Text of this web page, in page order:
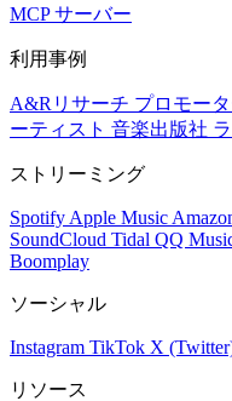
MCP サーバー
利用事例
A&Rリサーチ プロモー
ーティスト 音楽出版社
ストリーミング
Spotify Apple Music
SoundCloud Tidal QQ
Boomplay
ソーシャル
Instagram TikTok X
リソース